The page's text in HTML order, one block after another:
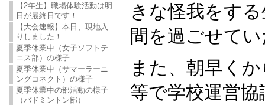
【2年生】職場体験活動は明
日が最終日です！
【大会速報】本日、現地入
りしました！
夏季休業中（女子ソフトテ
ニス部）の様子
夏季休業中（サマーラーニ
ングコネクト）の様子
夏季休業中の部活動の様子
（バドミントン部）
きな怪我をす
間を過ごせて
また、朝早く
等で学校運営